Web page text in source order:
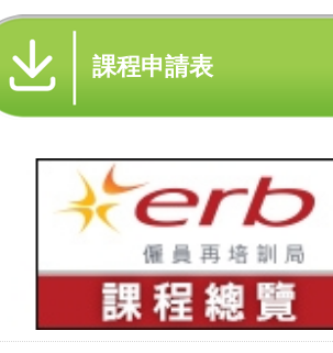
課程申請表